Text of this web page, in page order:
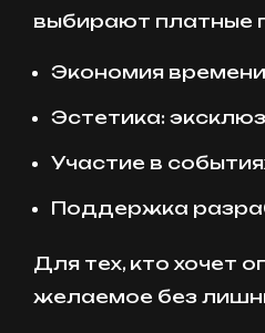
выбирают платные
Экономия
Эстетика:
Участие в
Поддержка
Для тех, кто хочет
желаемое без